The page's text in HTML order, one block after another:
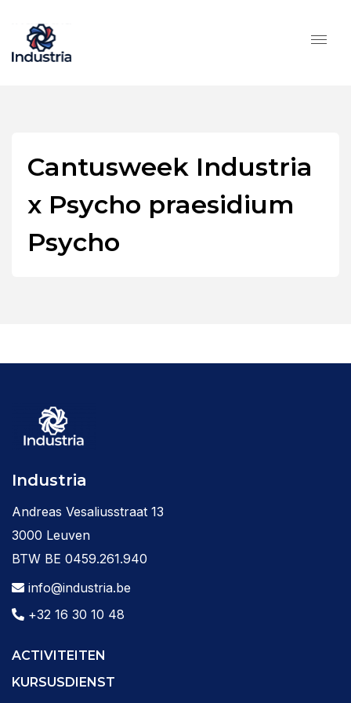
Cantusweek Industria
x Psycho praesidium
Psycho
Industria
Andreas Vesaliusstraat 13
3000 Leuven
BTW BE 0459.261.940
info@industria.be
+32 16 30 10 48
ACTIVITEITEN
KURSUSDIENST